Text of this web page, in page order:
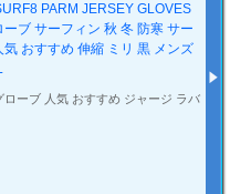
PARM JERSEY GLOVES
ブ サーフィン 秋 冬 防寒 サー
おすすめ 伸縮 ミリ 黒 メンズ
ーブ 人気 おすすめ ジャージ ラバ